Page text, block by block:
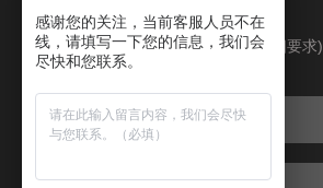
我要询价(请输入您的详细要求)
感谢您的关注，当前客服人员不在
线，请填写一下您的信息，我们会
尽快和您联系。